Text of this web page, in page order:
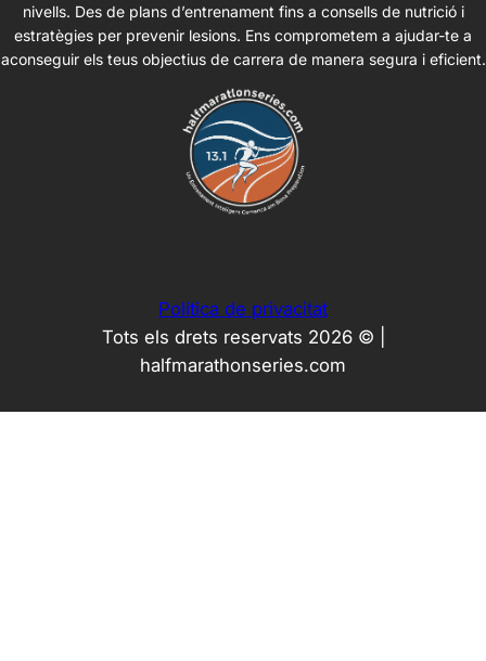
nivells. Des de plans d’entrenament fins a consells de nutrició i
estratègies per prevenir lesions. Ens comprometem a ajudar-te a
aconseguir els teus objectius de carrera de manera segura i eficient.
Política de privacitat
Tots els drets reservats 2026 © |
halfmarathonseries.com